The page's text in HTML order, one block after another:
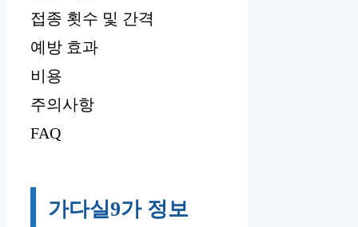
접종 횟수 및 간격
예방 효과
비용
주의사항
FAQ
가다실9가 정보